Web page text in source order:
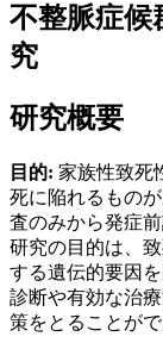
不整脈症候
究
研究概要
目的: 家族性致死
死に陥れるもの
査のみから発症
研究の目的は、
する遺伝的要因
診断や有効な治
策をとることが